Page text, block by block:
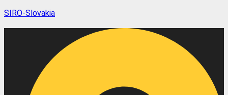
SIRO-Slovakia